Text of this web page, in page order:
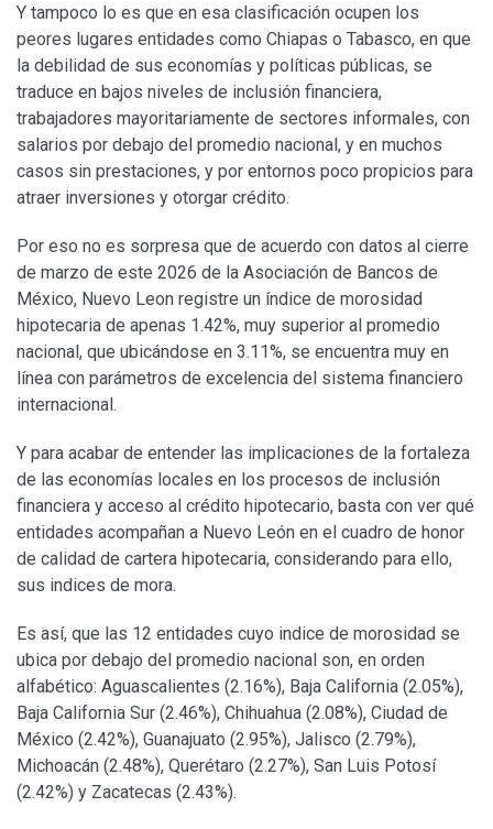
Y tampoco lo es que en esa clasificación ocupen los
peores lugares entidades como Chiapas o Tabasco, en que
la debilidad de sus economías y políticas públicas, se
traduce en bajos niveles de inclusión financiera,
trabajadores mayoritariamente de sectores informales, con
salarios por debajo del promedio nacional, y en muchos
casos sin prestaciones, y por entornos poco propicios para
atraer inversiones y otorgar crédito.
Por eso no es sorpresa que de acuerdo con datos al cierre
de marzo de este 2026 de la Asociación de Bancos de
México, Nuevo Leon registre un índice de morosidad
hipotecaria de apenas 1.42%, muy superior al promedio
nacional, que ubicándose en 3.11%, se encuentra muy en
línea con parámetros de excelencia del sistema financiero
internacional.
Y para acabar de entender las implicaciones de la fortaleza
de las economías locales en los procesos de inclusión
financiera y acceso al crédito hipotecario, basta con ver qué
entidades acompañan a Nuevo León en el cuadro de honor
de calidad de cartera hipotecaria, considerando para ello,
sus indices de mora.
Es así, que las 12 entidades cuyo indice de morosidad se
ubica por debajo del promedio nacional son, en orden
alfabético: Aguascalientes (2.16%), Baja California (2.05%),
Baja California Sur (2.46%), Chihuahua (2.08%), Ciudad de
México (2.42%), Guanajuato (2.95%), Jalisco (2.79%),
Michoacán (2.48%), Querétaro (2.27%), San Luis Potosí
(2.42%) y Zacatecas (2.43%).